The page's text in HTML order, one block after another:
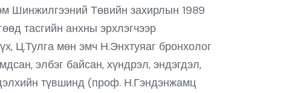
Шинжилгээний Төвийн захирлын 1989
тасгийн анхны эрхлэгчээр
Ц.Тулга мөн эмч Н.Энхтуяаг бронхолог
элбэг байсан, хүндрэл, эндэгдэл,
түвшинд (проф. Н.Гэндэнжамц